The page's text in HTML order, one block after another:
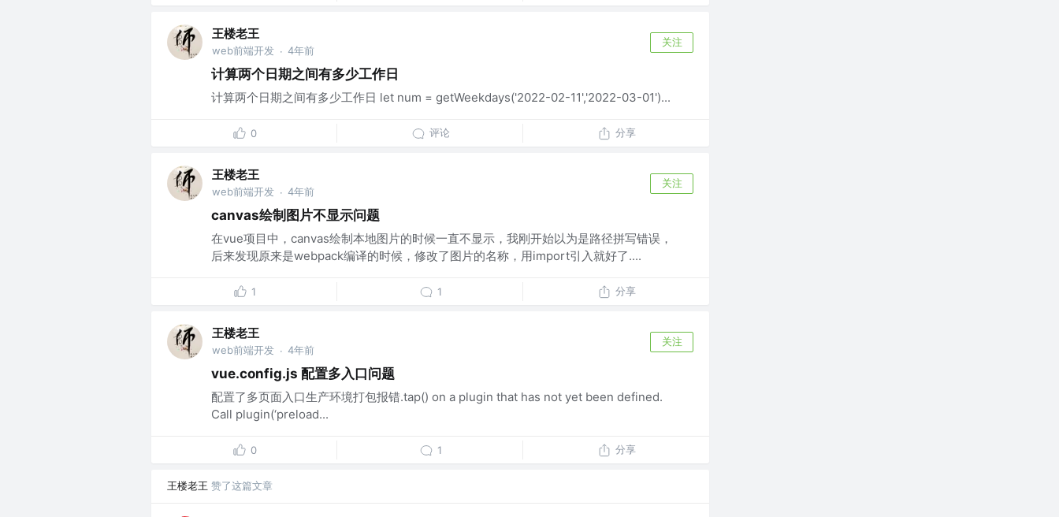
王楼老王
web前端开发 · 4年前
关注
计算两个日期之间有多少工作日
计算两个日期之间有多少工作日 let num = getWeekdays('2022-02-11','2022-03-01')...
0 评论 分享
王楼老王
web前端开发 · 4年前
关注
canvas绘制图片不显示问题
在vue项目中，canvas绘制本地图片的时候一直不显示，我刚开始以为是路径拼写错误，
后来发现原来是webpack编译的时候，修改了图片的名称，用import引入就好了....
1 1 分享
王楼老王
web前端开发 · 4年前
关注
vue.config.js 配置多入口问题
配置了多页面入口生产环境打包报错.tap() on a plugin that has not yet been defined.
Call plugin(‘preload...
0 1 分享
王楼老王 赞了这篇文章